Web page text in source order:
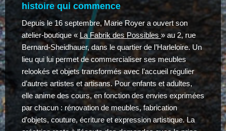
histoire qui commence
Depuis le 16 septembre, Marie Royer a ouvert son
atelier-boutique « La Fabrik des Possibles » au 2, rue
Bernard-Sheidhauer, dans le quartier de l’Harleloire. Un
lieu qui lui permet de commercialiser ses meubles
relookés et objets transformés avec l’accueil régulier
d’autres artistes et artisans. Pour enfants et adultes,
elle anime des cours, en fonction des envies exprimées
par chacun : rénovation de meubles, fabrication
d’objets, couture, écriture et expression artistique. La